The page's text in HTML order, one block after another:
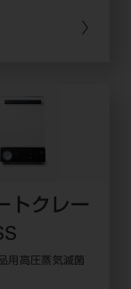
トクレー
用高圧蒸気滅菌